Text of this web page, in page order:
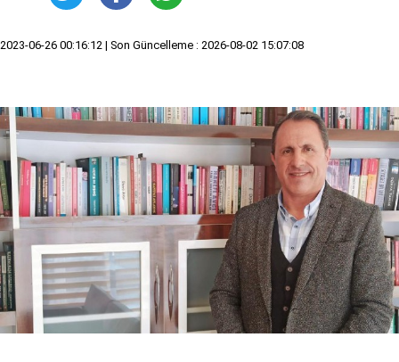
2023-06-26 00:16:12 | Son Güncelleme : 2026-08-02 15:07:08